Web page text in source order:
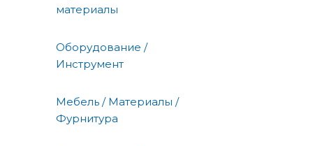
материалы
Оборудование /
Инструмент
Мебель / Материалы /
Фурнитура